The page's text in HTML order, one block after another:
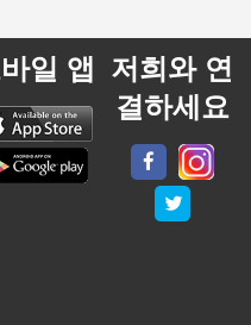
일 앱 저희와 연
결하세요